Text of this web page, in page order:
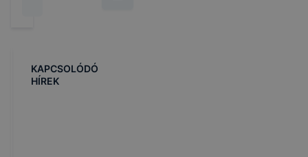
KAPCSOLÓDÓ
HÍREK